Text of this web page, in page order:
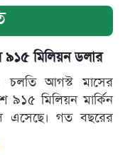
৯১৫ মিলিয়ন ডলার
চলতি আগস্ট মাসের
৯১৫ মিলিয়ন মার্কিন
এসেছে। গত বছরের